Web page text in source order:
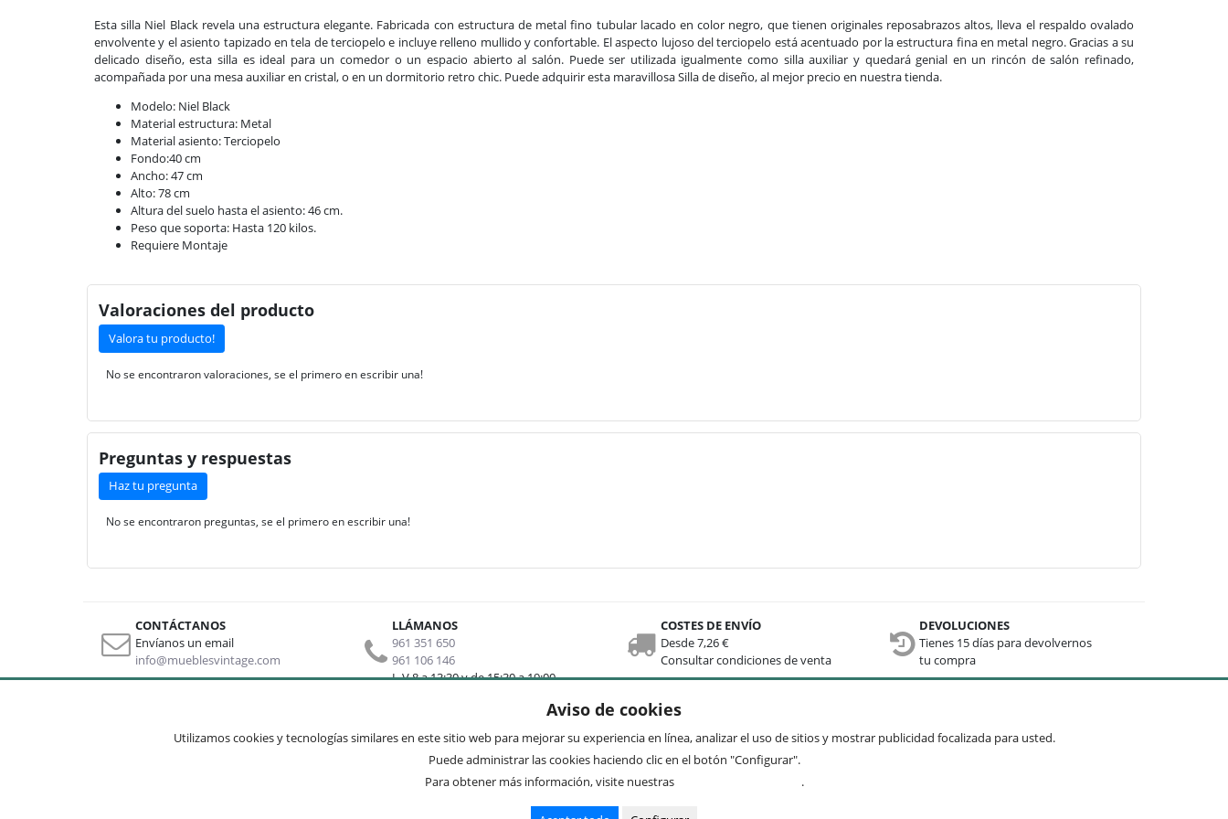
Esta silla Niel Black revela una estructura elegante. Fabricada con estructura de metal fino tubular lacado en color negro, que tienen originales reposabrazos altos, lleva el respaldo ovalado
envolvente y el asiento tapizado en tela de terciopelo e incluye relleno mullido y confortable. El aspecto lujoso del terciopelo está acentuado por la estructura fina en metal negro. Gracias a su
delicado diseño, esta silla es ideal para un comedor o un espacio abierto al salón. Puede ser utilizada igualmente como silla auxiliar y quedará genial en un rincón de salón refinado,
acompañada por una mesa auxiliar en cristal, o en un dormitorio retro chic. Puede adquirir esta maravillosa Silla de diseño, al mejor precio en nuestra tienda.
Modelo: Niel Black
Material estructura: Metal
Material asiento: Terciopelo
Fondo:40 cm
Ancho: 47 cm
Alto: 78 cm
Altura del suelo hasta el asiento: 46 cm.
Peso que soporta: Hasta 120 kilos.
Requiere Montaje
Valoraciones del producto
Valora tu producto!
No se encontraron valoraciones, se el primero en escribir una!
Preguntas y respuestas
Haz tu pregunta
No se encontraron preguntas, se el primero en escribir una!
CONTÁCTANOS
Envíanos un email
info@mueblesvintage.com
LLÁMANOS
961 351 650
961 106 146
L-V 8 a 13:30 y de 15:30 a 19:00
COSTES DE ENVÍO
Desde 7,26 €
Consultar condiciones de venta
DEVOLUCIONES
Tienes 15 días para devolvernos
tu compra
Sobre nosotros
Otros links
Mapa web
Preguntas frecuentes
Mi cuenta
Condiciones de envío y devolución
Newsletter Términos comunes
Aviso de cookies
Utilizamos cookies y tecnologías similares en este sitio web para mejorar su experiencia en línea, analizar el uso de sitios y mostrar publicidad focalizada para usted.
Puede administrar las cookies haciendo clic en el botón "Configurar".
Para obtener más información, visite nuestras
.